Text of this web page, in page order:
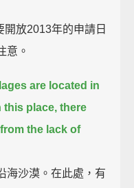
放2013年的申請日
意。
are located in
this place, there
the lack of
海沙漠。在此處，有